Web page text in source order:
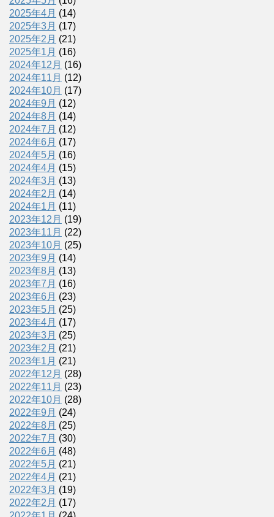
2025年4月 (14)
2025年3月 (17)
2025年2月 (21)
2025年1月 (16)
2024年12月 (16)
2024年11月 (12)
2024年10月 (17)
2024年9月 (12)
2024年8月 (14)
2024年7月 (12)
2024年6月 (17)
2024年5月 (16)
2024年4月 (15)
2024年3月 (13)
2024年2月 (14)
2024年1月 (11)
2023年12月 (19)
2023年11月 (22)
2023年10月 (25)
2023年9月 (14)
2023年8月 (13)
2023年7月 (16)
2023年6月 (23)
2023年5月 (25)
2023年4月 (17)
2023年3月 (25)
2023年2月 (21)
2023年1月 (21)
2022年12月 (28)
2022年11月 (23)
2022年10月 (28)
2022年9月 (24)
2022年8月 (25)
2022年7月 (30)
2022年6月 (48)
2022年5月 (21)
2022年4月 (21)
2022年3月 (19)
2022年2月 (17)